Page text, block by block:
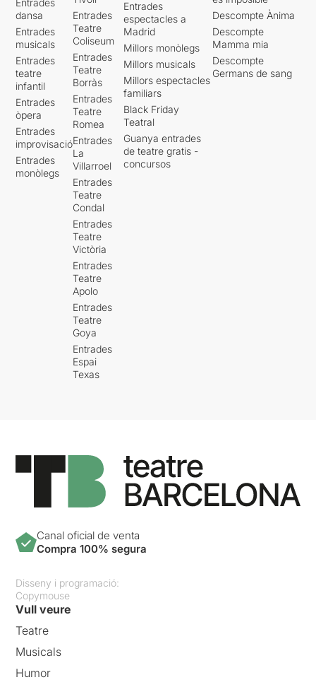
dansa
Entrades
musicals
Entrades
teatre
infantil
Entrades
òpera
Entrades
improvisació
Entrades
monòlegs
Entrades
Teatre
Coliseum
Entrades
Teatre
Borràs
Entrades
Teatre
Romea
Entrades
La
Villarroel
Entrades
Teatre
Condal
Entrades
Teatre
Victòria
Entrades
Teatre
Apolo
Entrades
Teatre
Goya
Entrades
Espai
Texas
Entrades
espectacles a
Madrid
Millors monòlegs
Millors musicals
Millors espectacles
familiars
Black Friday
Teatral
Guanya entrades
de teatre gratis -
concursos
Descompte Ànima
Descompte
Mamma mia
Descompte
Germans de sang
Canal oficial de venta
Compra 100% segura
Disseny i programació:
Copymouse
Vull veure
Teatre
Musicals
Humor